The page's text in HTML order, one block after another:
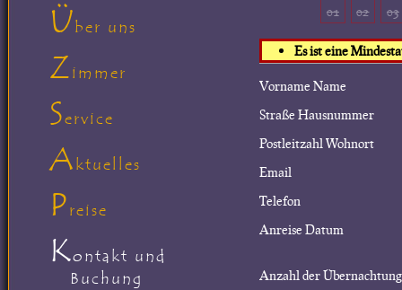
01
02
03
Es ist eine
Vorname Name
Straße Hausnummer
Postleitzahl Wohnort
Email
Telefon
Anreise Datum
Anzahl der
Über uns
Zimmer
Service
Aktuelles
Preise
Kontakt und
Buchung